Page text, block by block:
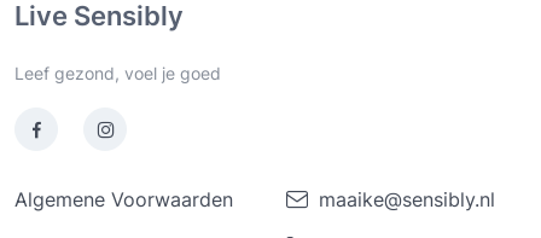
Live Sensibly
Leef gezond, voel je goed
Algemene Voorwaarden
maaike@sensibly.nl